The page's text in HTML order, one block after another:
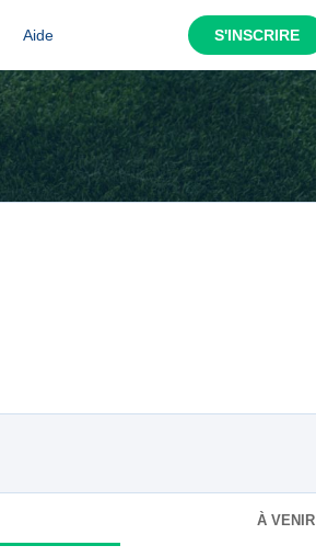
Aide S'INSCRIRE
À VENIR